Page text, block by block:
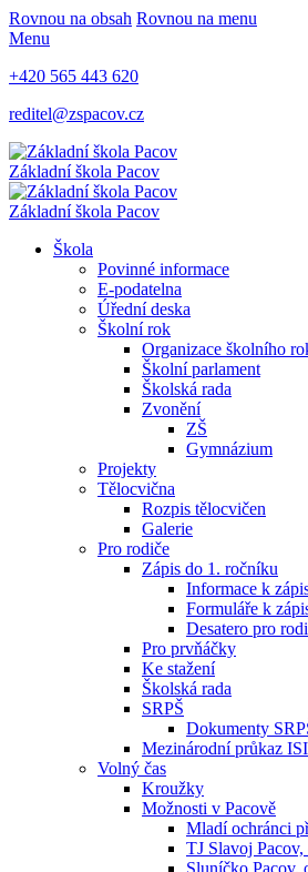
Rovnou na obsah Rovnou na menu
Menu
+420 565 443 620
reditel@zspacov.cz
Základní škola Pacov
Základní škola Pacov
Škola
Povinné informace
E-podatelna
Úřední deska
Školní rok
Organizace školního
Školní parlament
Školská rada
Zvonění
ZŠ
Gymnázium
Projekty
Tělocvična
Rozpis tělocvičen
Galerie
Pro rodiče
Zápis do 1. ročníku
Informace k
Formuláře k
Desatero pro
Pro prvňáčky
Ke stažení
Školská rada
SRPŠ
Dokumenty
Mezinárodní průkaz
Volný čas
Kroužky
Možnosti v Pacově
Mladí ochránci
TJ Slavoj
Sluníčko Pacov,